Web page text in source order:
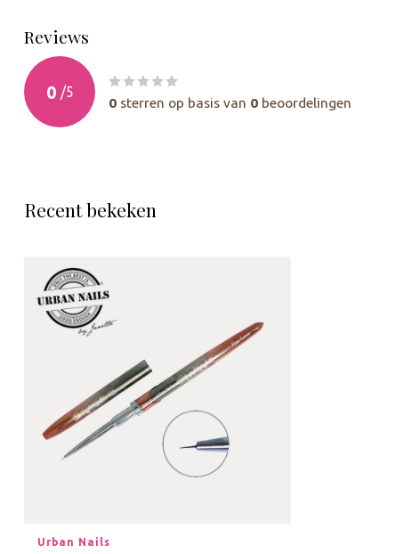
Reviews
0 /5
0 sterren op basis van 0 beoordelingen
Recent bekeken
Urban Nails